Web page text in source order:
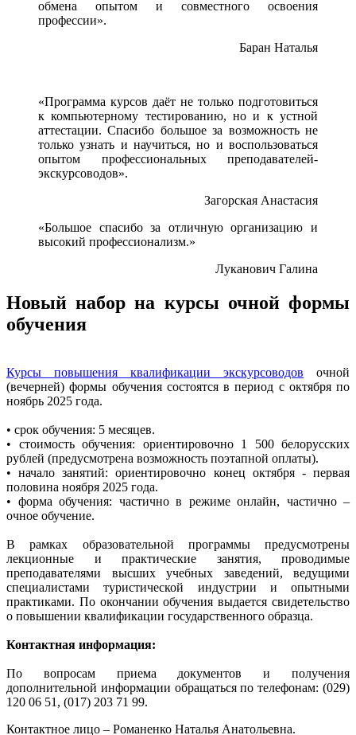
обмена опытом и совместного освоения
профессии».
Баран Наталья
«Программа курсов даёт не только подготовиться
к компьютерному тестированию, но и к устной
аттестации. Спасибо большое за возможность не
только узнать и научиться, но и воспользоваться
опытом профессиональных преподавателей-
экскурсоводов».
Загорская Анастасия
«Большое спасибо за отличную организацию и
высокий профессионализм.»
Луканович Галина
Новый набор на курсы очной формы
обучения
Курсы повышения квалификации экскурсоводов очной
(вечерней) формы обучения состоятся в период с октября по
ноябрь 2025 года.
• срок обучения: 5 месяцев.
• стоимость обучения: ориентировочно 1 500 белорусских
рублей (предусмотрена возможность поэтапной оплаты).
• начало занятий: ориентировочно конец октября - первая
половина ноября 2025 года.
• форма обучения: частично в режиме онлайн, частично –
очное обучение.
В рамках образовательной программы предусмотрены
лекционные и практические занятия, проводимые
преподавателями высших учебных заведений, ведущими
специалистами туристической индустрии и опытными
практиками. По окончании обучения выдается свидетельство
о повышении квалификации государственного образца.
Контактная информация:
По вопросам приема документов и получения
дополнительной информации обращаться по телефонам: (029)
120 06 51, (017) 203 71 99.
Контактное лицо – Романенко Наталья Анатольевна.